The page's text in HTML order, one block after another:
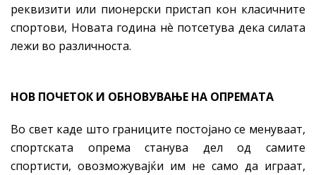
реквизити или пионерски пристап кон класичните
спортови, Новата година нè потсетува дека силата
лежи во различноста.
НОВ ПОЧЕТОК И ОБНОВУВАЊЕ НА ОПРЕМАТА
Во свет каде што границите постојано се менуваат,
спортската опрема станува дел од самите
спортисти, овозможувајќи им не само да играат,